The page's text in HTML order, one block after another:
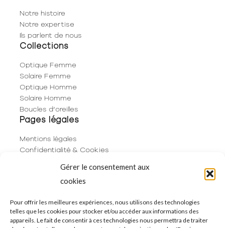
Gérer le consentement aux
cookies
Pour offrir les meilleures expériences, nous utilisons des technologies
telles que les cookies pour stocker et/ou accéder aux informations des
appareils. Le fait de consentir à ces technologies nous permettra de traiter
Notre histoire
Notre expertise
Ils parlent de nous
Collections
Optique Femme
Solaire Femme
Optique Homme
Solaire Homme
Boucles d’oreilles
Pages légales
Mentions légales
Confidentialité & Cookies
Politique de cookies (UE)
06 29 53 66 63
01 83 96 73 68
250 Rue de Rivoli